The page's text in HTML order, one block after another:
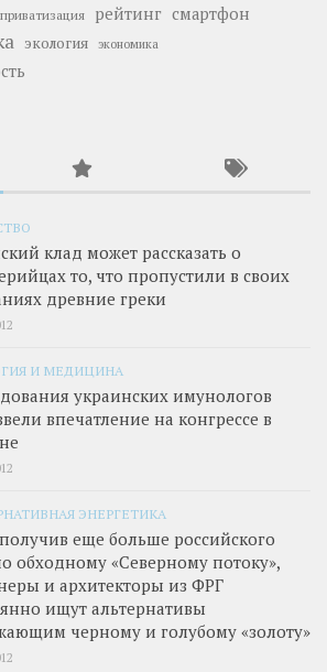
приватизация рейтинг смартфон
экология экономика
клад может рассказать о
то, что пропустили в своих
древние греки
И МЕДИЦИНА
украинских имунологов
впечатление на конгрессе в
ЭНЕРГЕТИКА
еще больше российского
обходному «Северному потоку»,
и архитекторы из ФРГ
ищут альтернативы
черному и голубому «золоту»